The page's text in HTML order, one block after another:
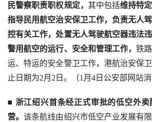
民警察职责职权规定， 其中包括维持特
指导民用航空治安保卫工作，负责无人
控有关工作，处置无人驾驶航空器违法
警用航空的运行、安全和管理工作，铁
运、特运的安全警卫工作，港航治安保
止日期为2月2日。（1月4日公安部网站消
■ 浙江绍兴首条经正式审批的低空外
营。该条航线由绍兴市低空产业发展有